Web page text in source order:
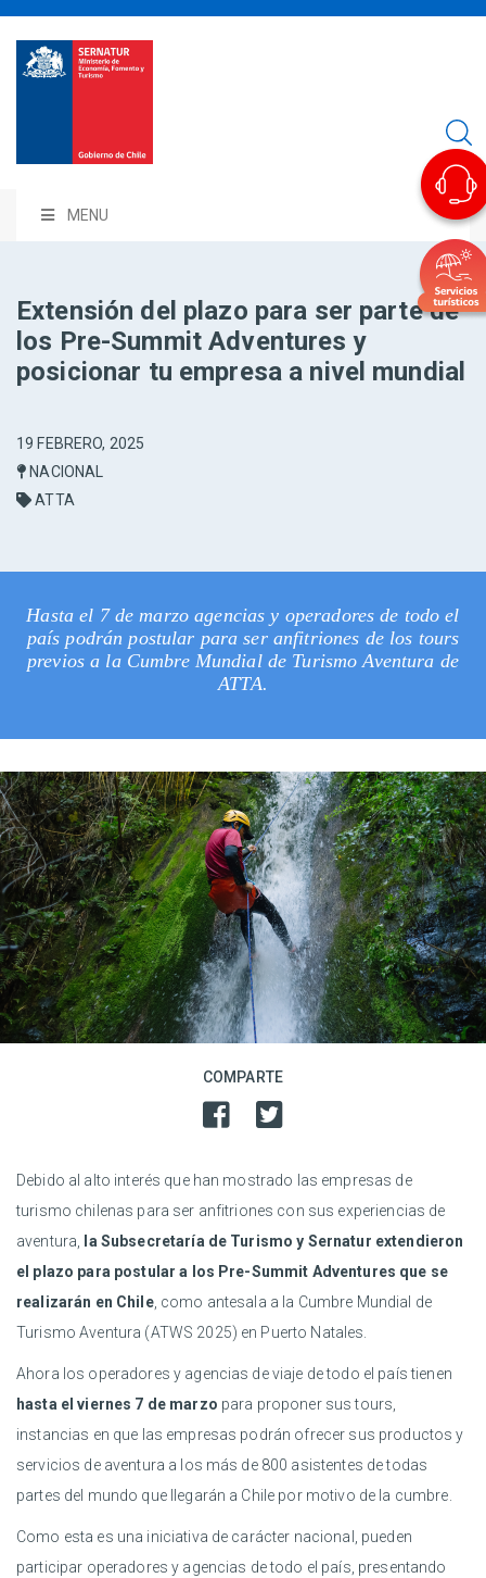
MENU
Extensión del plazo para ser parte de
los Pre-Summit Adventures y
posicionar tu empresa a nivel mundial
19 FEBRERO, 2025
NACIONAL
ATTA
Hasta el 7 de marzo agencias y operadores de todo el
país podrán postular para ser anfitriones de los tours
previos a la Cumbre Mundial de Turismo Aventura de
ATTA.
COMPARTE
Debido al alto interés que han mostrado las empresas de
turismo chilenas para ser anfitriones con sus experiencias de
aventura,
la Subsecretaría de Turismo y Sernatur extendieron
el plazo para postular a los Pre-Summit Adventures que se
realizarán en Chile, como antesala a la Cumbre Mundial de
Turismo Aventura (ATWS 2025) en Puerto Natales.
Ahora los operadores y agencias de viaje de todo el país tienen
hasta el viernes 7 de marzo para proponer sus tours,
instancias en que las empresas podrán ofrecer sus productos y
servicios de aventura a los más de 800 asistentes de todas
partes del mundo que llegarán a Chile por motivo de la cumbre.
Como esta es una iniciativa de carácter nacional, pueden
participar operadores y agencias de todo el país, presentando